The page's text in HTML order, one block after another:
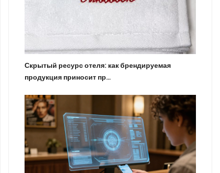
Скрытый ресурс отеля: как брендируемая
продукция приносит пр…